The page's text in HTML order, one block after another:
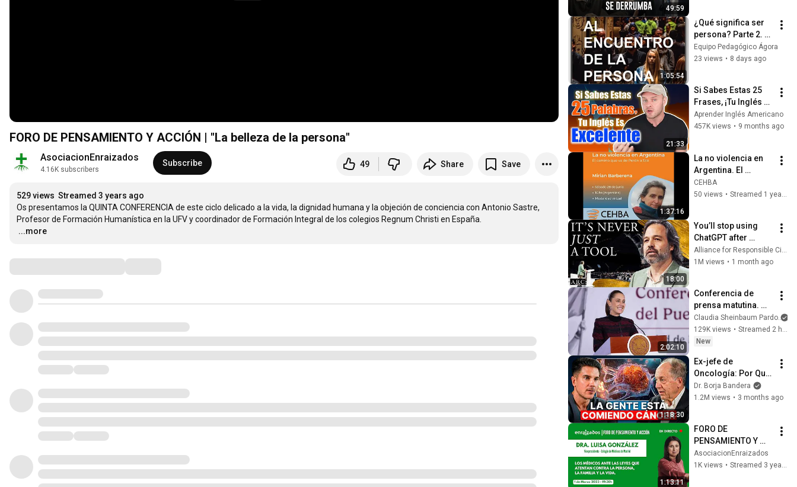
FORO DE PENSAMIENTO Y ACCIÓN | "La belleza de la persona"
AsociacionEnraizados
4.16K subscribers
Subscribe 49 Share Save
529 views Streamed 3 years ago
Os presentamos la QUINTA CONFERENCIA de este ciclo delicado a la vida, la dignidad humana y la objeción de conciencia con Antonio Sastre,
…
...more
49:59
colapsa”
1:05:54
¿Qué significa ser
persona? Parte 2.
José Javier Ruiz
Serradilla
Equipo Pedagógico Ágora
23 views • 8 days ago
21:33
Si Sabes Estas 25
Frases, ¡Tu Inglés Es
Excelente! (Test Real
de Inglés) -
Aprender Inglés Americano
457K views • 9 months ago
1:37:16
La no violencia en
Argentina. El
camino que va de
Perón a Silo. Mirian
CEHBA
50 views •
18:00
You’ll stop using
ChatGPT after
listening to this |
Jonathan Pageau
Alliance for Responsible Citizenship and Jonathan Pageau
1M views • 1 month ago
2:02:10
Conferencia de
prensa matutina.
Jueves 06 de
agosto 2026 |
Presidenta Claudia
Claudia Sheinbaum Pardo
129K views •
Streamed 2 hours ago
New
1:18:30
Ex-jefe de
Oncología: Por Qué
España Tiene Tantos
Casos de Cáncer (la
Dr. Borja Bandera
1.2M views • 3 months ago
1:13:11
FORO DE
PENSAMIENTO Y
ACCIÓN | "Los
médicos ante las
AsociacionEnraizados
1K views • Streamed 3 years ago